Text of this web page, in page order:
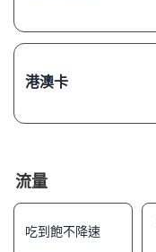
港澳卡
流量
吃到飽不降速